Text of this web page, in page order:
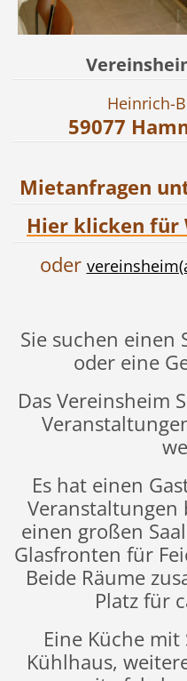
Heinrich-
59077
Mietanfragen
Hier klicken für
oder
Sie suchen einen
oder eine
Das Vereinsheim
Es hat einen
Veranstaltungen
einen großen
Glasfronten für
Beide Räume
Platz für
Eine Küche
Kühlhaus,